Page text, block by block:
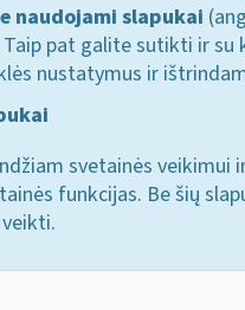
naudojami slapukai
pat galite sutikti ir
nustatymus ir
svetainės veikimui
funkcijas. Be šių